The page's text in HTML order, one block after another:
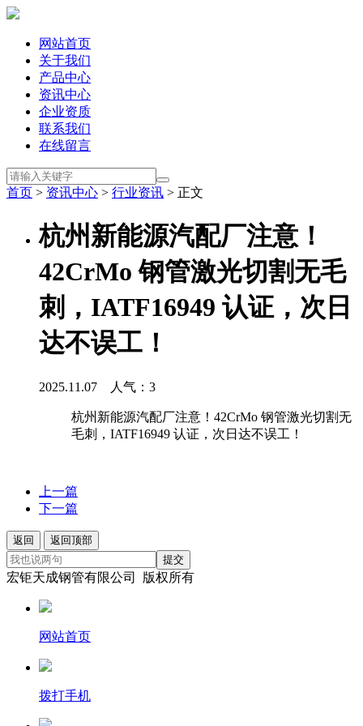
网站首页
关于我们
产品中心
资讯中心
企业资质
联系我们
在线留言
首页 > 资讯中心 > 行业资讯 > 正文
杭州新能源汽配厂注意！
42CrMo 钢管激光切割无毛
刺，IATF16949 认证，次日
达不误工！
2025.11.07 人气： 3
杭州新能源汽配厂注意！42CrMo 钢管激光切割无
毛刺，IATF16949 认证，次日达不误工！
上一篇
下一篇
返回
返回顶部
提交
宏钜天成钢管有限公司 版权所有
网站首页
拨打手机